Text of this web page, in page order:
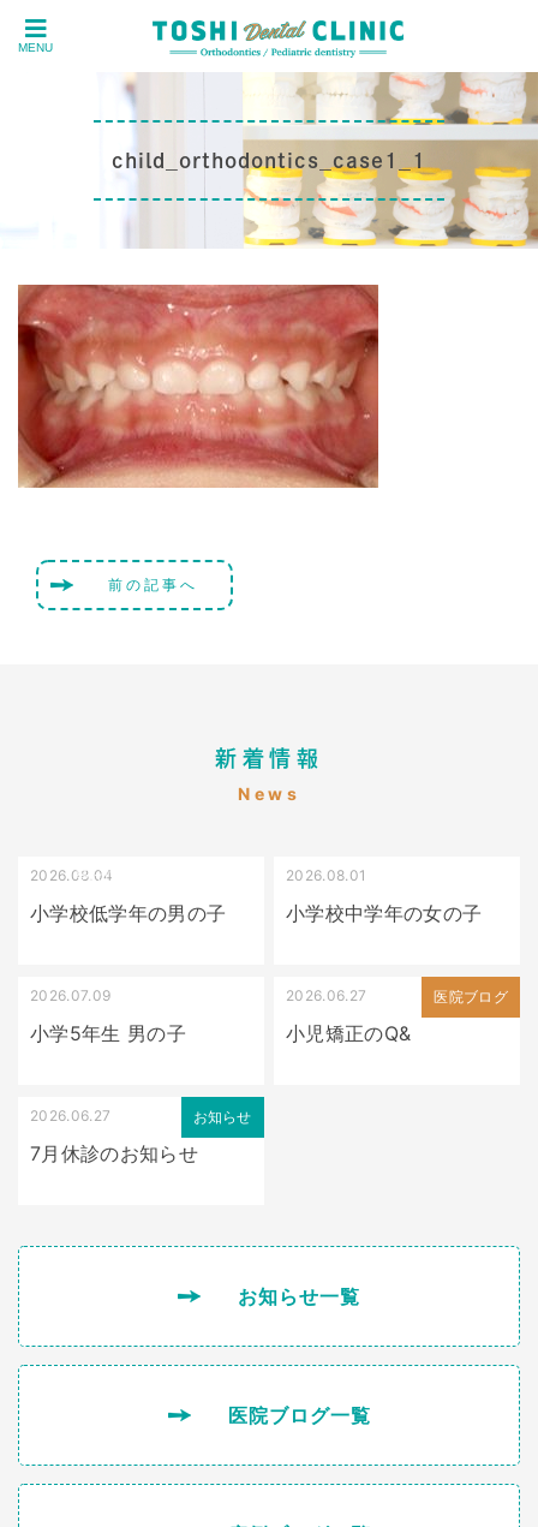
MENU
child_orthodontics_case1_1
前の記事へ
新着情報
News
受け口（しゃくれている）
2026.08.04
小学校低学年の男の子
2026.08.01
小学校中学年の女の子
2026.07.09
小学5年生 男の子
医院ブログ
2026.06.27
小児矯正のQ&
お知らせ
2026.06.27
7月休診のお知らせ
お知らせ一覧
医院ブログ一覧